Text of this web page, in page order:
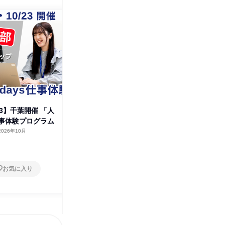
】千葉開催 「人
体験プログラム
年10月
お気に入り